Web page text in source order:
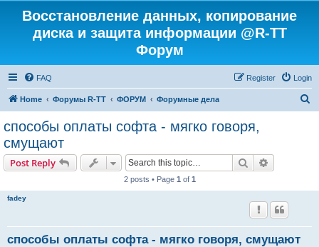
Восстановление данных, копирование
диска и защита информации @R-TT
Форум
FAQ Login
Register
Home Форумы R-TT ФОРУМ Форумные дела
способы оплаты софта - мягко говоря,
смущают
Post Reply Search
2 posts • Page 1 of 1
fadey
способы оплаты софта - мягко говоря, смущают